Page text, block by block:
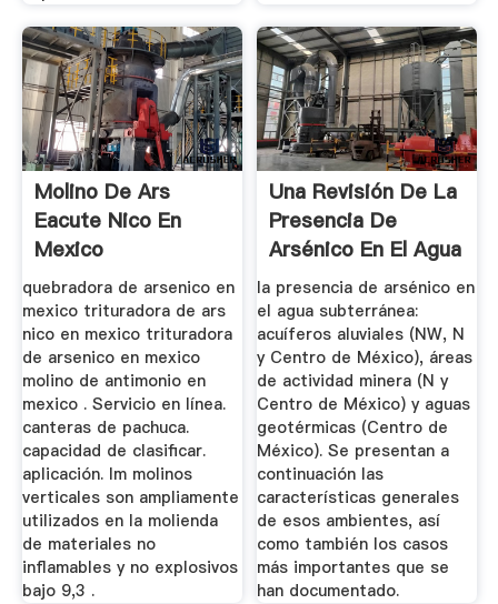
Molino De Ars
Eacute Nico En
Mexico
quebradora de arsenico en
mexico trituradora de ars
nico en mexico trituradora
de arsenico en mexico
molino de antimonio en
mexico . Servicio en línea.
canteras de pachuca.
capacidad de clasificar.
aplicación. lm molinos
verticales son ampliamente
utilizados en la molienda
de materiales no
inflamables y no explosivos
bajo 9,3 .
Una Revisión De La
Presencia De
Arsénico En El Agua
...
la presencia de arsénico en
el agua subterránea:
acuíferos aluviales (NW, N
y Centro de México), áreas
de actividad minera (N y
Centro de México) y aguas
geotérmicas (Centro de
México). Se presentan a
continuación las
características generales
de esos ambientes, así
como también los casos
más importantes que se
han documentado.